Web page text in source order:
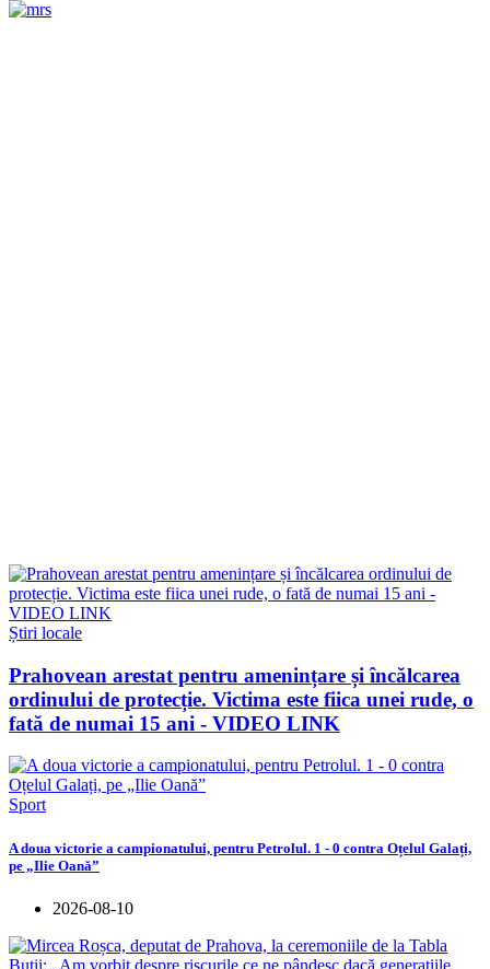
Știri locale
Prahovean arestat pentru amenințare și încălcarea
ordinului de protecție. Victima este fiica unei rude, o
fată de numai 15 ani - VIDEO LINK
Sport
A doua victorie a campionatului, pentru Petrolul. 1 - 0 contra Oțelul Galați,
pe „Ilie Oană”
2026-08-10